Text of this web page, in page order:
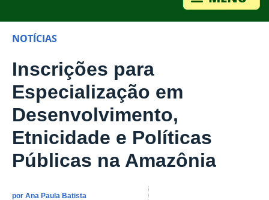
NOTÍCIAS
Inscrições para
Especialização em
Desenvolvimento,
Etnicidade e Políticas
Públicas na Amazônia
por Ana Paula Batista